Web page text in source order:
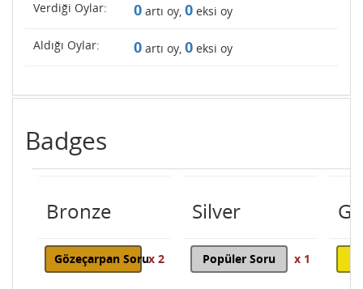
Verdiği Oylar: 0 artı oy, 0 eksi oy
Aldığı Oylar: 0 artı oy, 0 eksi oy
Badges
Bronze
Gözeçarpan Sorux 2
Silver
Popüler Soru x 1